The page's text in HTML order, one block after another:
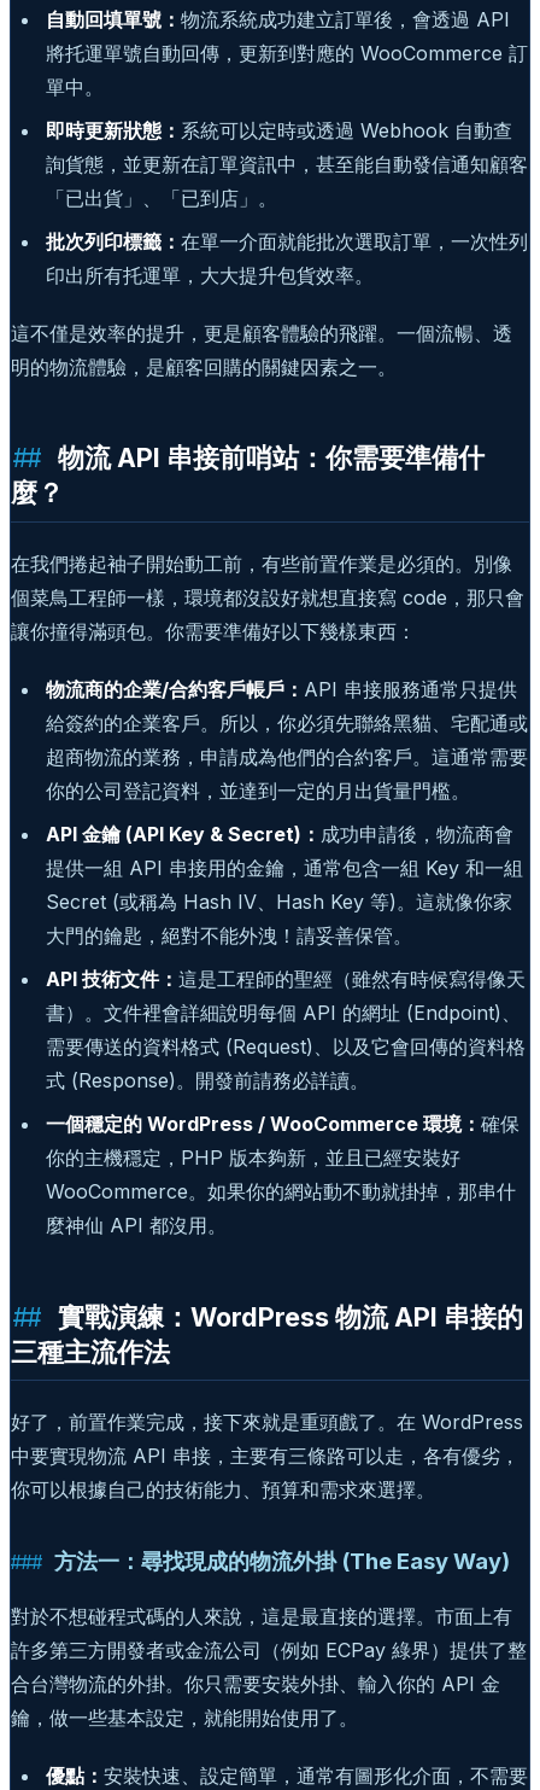
自動回填單號： 物流系統成功建立訂單後，會透過 API
將托運單號自動回傳，更新到對應的 WooCommerce 訂
單中。
即時更新狀態： 系統可以定時或透過 Webhook 自動查
詢貨態，並更新在訂單資訊中，甚至能自動發信通知顧客
「已出貨」、「已到店」。
批次列印標籤： 在單一介面就能批次選取訂單，一次性列
印出所有托運單，大大提升包貨效率。
這不僅是效率的提升，更是顧客體驗的飛躍。一個流暢、透
明的物流體驗，是顧客回購的關鍵因素之一。
物流 API 串接前哨站：你需要準備什
麼？
在我們捲起袖子開始動工前，有些前置作業是必須的。別像
個菜鳥工程師一樣，環境都沒設好就想直接寫 code，那只會
讓你撞得滿頭包。你需要準備好以下幾樣東西：
物流商的企業/合約客戶帳戶： API 串接服務通常只提供
給簽約的企業客戶。所以，你必須先聯絡黑貓、宅配通或
超商物流的業務，申請成為他們的合約客戶。這通常需要
你的公司登記資料，並達到一定的月出貨量門檻。
API 金鑰 (API Key & Secret)： 成功申請後，物流商會
提供一組 API 串接用的金鑰，通常包含一組 Key 和一組
Secret (或稱為 Hash IV、Hash Key 等)。這就像你家
大門的鑰匙，絕對不能外洩！請妥善保管。
API 技術文件： 這是工程師的聖經（雖然有時候寫得像天
書）。文件裡會詳細說明每個 API 的網址 (Endpoint)、
需要傳送的資料格式 (Request)、以及它會回傳的資料格
式 (Response)。開發前請務必詳讀。
一個穩定的 WordPress / WooCommerce 環境： 確保
你的主機穩定，PHP 版本夠新，並且已經安裝好
WooCommerce。如果你的網站動不動就掛掉，那串什
麼神仙 API 都沒用。
實戰演練：WordPress 物流 API 串接的
三種主流作法
好了，前置作業完成，接下來就是重頭戲了。在 WordPress
中要實現物流 API 串接，主要有三條路可以走，各有優劣，
你可以根據自己的技術能力、預算和需求來選擇。
方法一：尋找現成的物流外掛 (The Easy Way)
對於不想碰程式碼的人來說，這是最直接的選擇。市面上有
許多第三方開發者或金流公司（例如 ECPay 綠界）提供了整
合台灣物流的外掛。你只需要安裝外掛、輸入你的 API 金
鑰，做一些基本設定，就能開始使用了。
優點： 安裝快速、設定簡單，通常有圖形化介面，不需要